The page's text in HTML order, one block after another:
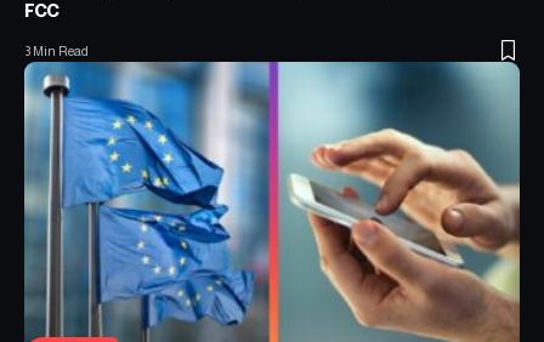
FCC
3 Min Read